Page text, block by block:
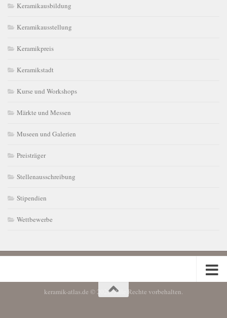
Keramikausbildung
Keramikausstellung
Keramikpreis
Keramikstadt
Kurse und Workshops
Märkte und Messen
Museen und Galerien
Preisträger
Stellenausschreibung
Stipendien
Wettbewerbe
keramik-atlas.de © 2026. Alle Rechte vorbehalten.